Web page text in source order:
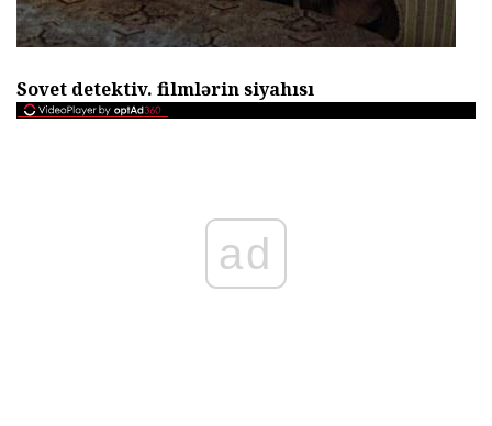
Sovet detektiv. filmlərin siyahısı
ad